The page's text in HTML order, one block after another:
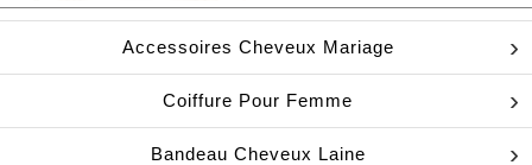
Accessoires Cheveux Mariage
Coiffure Pour Femme
Bandeau Cheveux Laine